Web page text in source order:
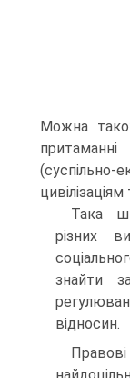
Можна
Така
різних
знайти
відносин.